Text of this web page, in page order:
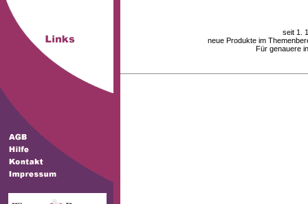
seit 1.
neue Produkte im
Für genauere